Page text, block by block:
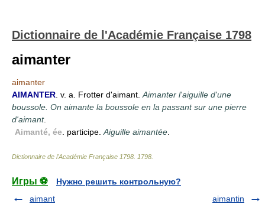
Dictionnaire de l'Académie Française 1798
aimanter
aimanter
AIMANTER . v. a. Frotter d'aimant. Aimanter l'aiguille d'une
boussole. On aimante la boussole en la passant sur une pierre
d'aimant.
Aimanté, ée . participe. Aiguille aimantée
Dictionnaire de l'Académie Française 1798 1798
Игры ⚽
Нужно решить контрольную?
aimant
aimantin